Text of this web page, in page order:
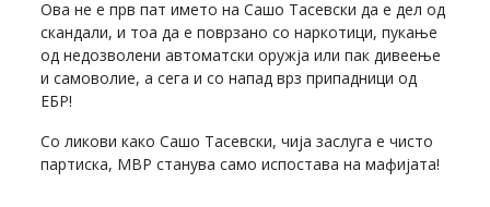
Ова не е прв пат името на Сашо Тасевски да е дел од
скандали, и тоа да е поврзано со наркотици, пукање
од недозволени автоматски оружја или пак дивеење
и самоволие, а сега и со напад врз припадници од
ЕБР!
Со ликови како Сашо Тасевски, чија заслуга е чисто
партиска, МВР станува само испостава на мафијата!